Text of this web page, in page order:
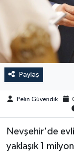
Paylaş
Pelin Güvendik
Nevşehir'de
yaklaşık 1